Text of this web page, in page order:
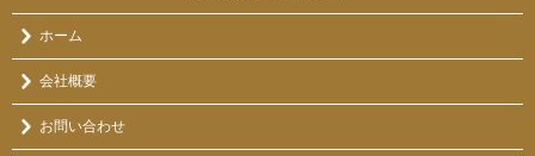
ホーム
会社概要
お問い合わせ